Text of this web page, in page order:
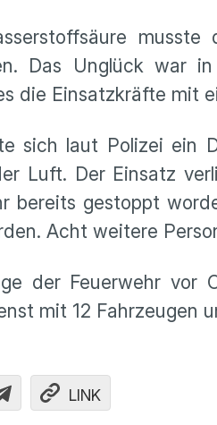
Das Unglück war
die Einsatzkräfte mit
sich laut Polizei ein
Luft. Der Einsatz
bereits gestoppt
Acht weitere
der Feuerwehr
mit 12 Fahrzeugen
LINK